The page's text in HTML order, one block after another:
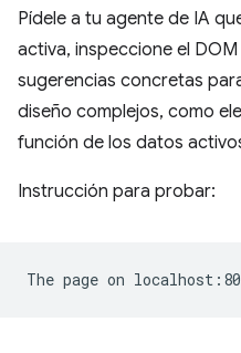
Pídele a tu agente de IA
activa, inspeccione el DOM
sugerencias concretas
diseño complejos, como
función de los datos
Instrucción para probar: